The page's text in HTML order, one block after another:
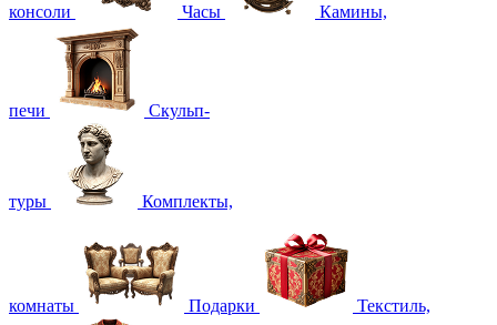
консоли Часы Камины,
печи Скульп-
туры Комплекты,
комнаты Подарки Текстиль,